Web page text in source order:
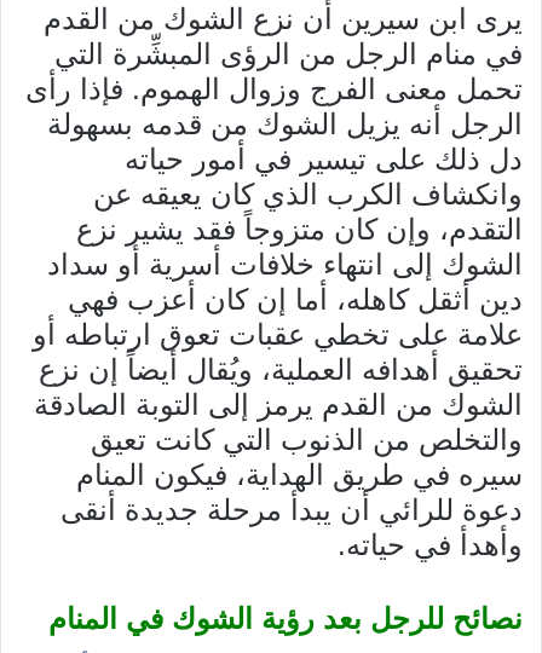
يرى ابن سيرين أن نزع الشوك من القدم
في منام الرجل من الرؤى المبشِّرة التي
تحمل معنى الفرج وزوال الهموم. فإذا رأى
الرجل أنه يزيل الشوك من قدمه بسهولة
دل ذلك على تيسير في أمور حياته
وانكشاف الكرب الذي كان يعيقه عن
التقدم، وإن كان متزوجاً فقد يشير نزع
الشوك إلى انتهاء خلافات أسرية أو سداد
دين أثقل كاهله، أما إن كان أعزب فهي
علامة على تخطي عقبات تعوق ارتباطه أو
تحقيق أهدافه العملية، ويُقال أيضاً إن نزع
الشوك من القدم يرمز إلى التوبة الصادقة
والتخلص من الذنوب التي كانت تعيق
سيره في طريق الهداية، فيكون المنام
دعوة للرائي أن يبدأ مرحلة جديدة أنقى
وأهدأ في حياته.
نصائح للرجل بعد رؤية الشوك في المنام